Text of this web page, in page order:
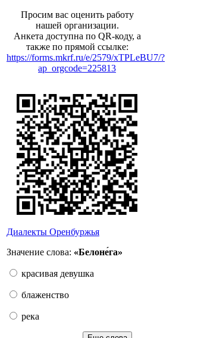
Просим вас оценить работу
нашей организации.
Анкета доступна по QR-коду, а
также по прямой ссылке:
https://forms.mkrf.ru/e/2579/xTPLeBU7/?
ap_orgcode=225813
Диалекты Оренбуржья
Значение слова: «Белоне́га»
красивая девушка
блаженство
река